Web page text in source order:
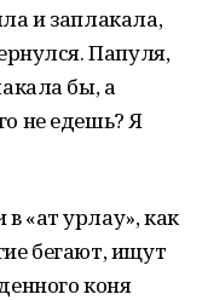
и заплакала,
Папуля,
бы, а
не едешь? Я
«ат урлау», как
бегают, ищут
коня